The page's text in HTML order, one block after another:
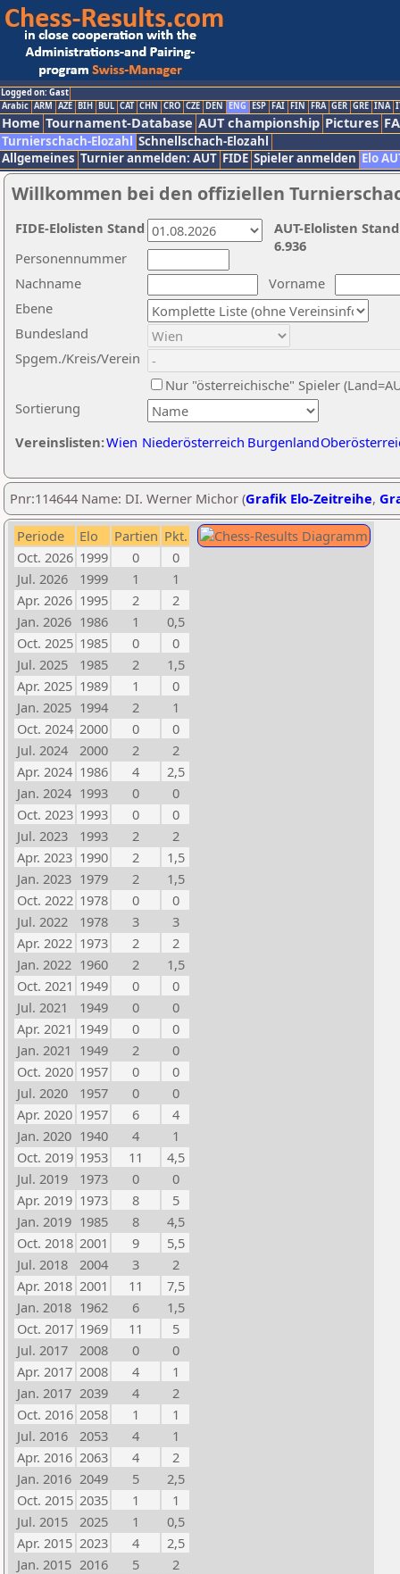
Logged on: Gast
Arabic ARM AZE BIH BUL CAT CHN CRO CZE DEN ENG ESP FAI FIN FRA GER GRE INA
Home Tournament-Database AUT championship Pictures
Turnierschach-Elozahl Schnellschach-Elozahl
Allgemeines Turnier anmelden: AUT FIDE Spieler anmelden Elo
Willkommen bei den offiziellen
Nachname
Vorname
Ebene
Sortierung
Personennummer
Bundesland
Spgem./Kreis/Verein
Nur "österreichische" Spieler
Vereinslisten:Wien Niederösterreich Burgenland
AUT-Elolisten
6.936
FIDE-Elolisten Stand
Pnr:114644 Name: DI. Werner Michor (Grafik Elo-Zeitreihe,
Periode Elo Partien Pkt.
Oct. 2026 1999 0
0
Jul. 2026
1999 1
1
Apr. 2026 1995 2
2
Jan. 2026 1986 1
0,5
Oct. 2025 1985 0
0
Jul. 2025
1985 2
1,5
Apr. 2025 1989 1
0
Jan. 2025 1994 2
1
Oct. 2024 2000 0
0
Jul. 2024
2000 2
2
Apr. 2024 1986 4
2,5
Jan. 2024 1993 0
0
Oct. 2023 1993 0
0
Jul. 2023
1993 2
2
Apr. 2023 1990 2
1,5
Jan. 2023 1979 2
1,5
Oct. 2022 1978 0
0
Jul. 2022
1978 3
3
Apr. 2022 1973 2
2
Jan. 2022 1960 2
1,5
Oct. 2021 1949 0
0
Jul. 2021
1949 0
0
Apr. 2021 1949 0
0
Jan. 2021 1949 2
0
Oct. 2020 1957 0
0
Jul. 2020
1957 0
0
Apr. 2020 1957 6
4
Jan. 2020 1940 4
1
Oct. 2019 1953 11
4,5
Jul. 2019
1973 0
0
Apr. 2019 1973 8
5
Jan. 2019 1985 8
4,5
Oct. 2018 2001 9
5,5
Jul. 2018
2004 3
2
Apr. 2018 2001 11
7,5
Jan. 2018 1962 6
1,5
Oct. 2017 1969 11
5
Jul. 2017
2008 0
0
Apr. 2017 2008 4
1
Jan. 2017 2039 4
2
Oct. 2016 2058 1
1
Jul. 2016
2053 4
1
Apr. 2016 2063 4
2
Jan. 2016 2049 5
2,5
Oct. 2015 2035 1
1
Jul. 2015
2025 1
0,5
Apr. 2015 2023 4
2,5
Jan. 2015 2016 5
2